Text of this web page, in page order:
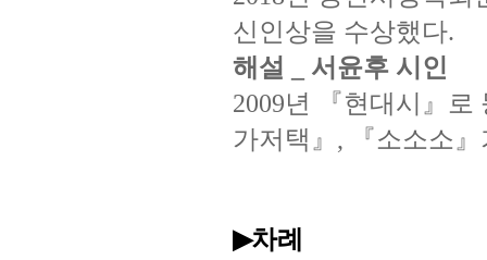
신인상을 수상했다.
해설 서윤후 시인
2009년 『현대시』로
가저택』 , 『소소소
▶차례